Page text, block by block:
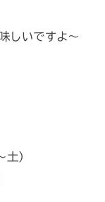
しいですよ～
）